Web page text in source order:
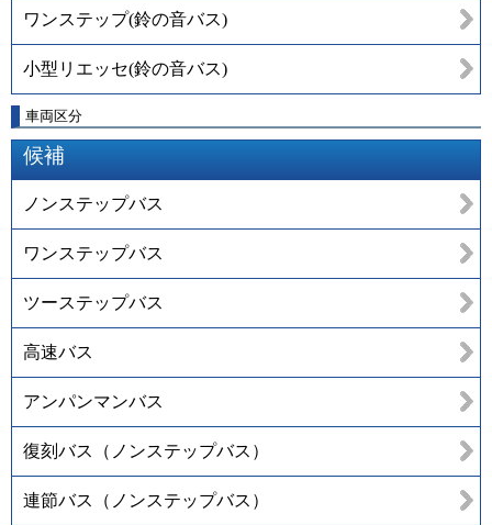
ワンステップ(鈴の音バス)
小型リエッセ(鈴の音バス)
車両区分
候補
ノンステップバス
ワンステップバス
ツーステップバス
高速バス
アンパンマンバス
復刻バス（ノンステップバス）
連節バス（ノンステップバス）